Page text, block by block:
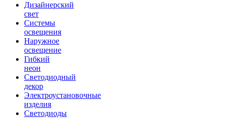
Дизайнерский
свет
Системы
освещения
Наружное
освещение
Гибкий
неон
Светодиодный
декор
Электроустановочные
изделия
Светодиоды